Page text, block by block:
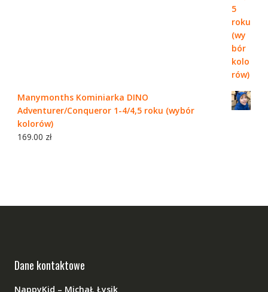
Manymonths Kominiarka DINO
Adventurer/Conqueror 1-4/4,5 roku (wybór
kolorów)
169.00 zł
Dane kontaktowe
NappyKid – MichaŁ Łysik